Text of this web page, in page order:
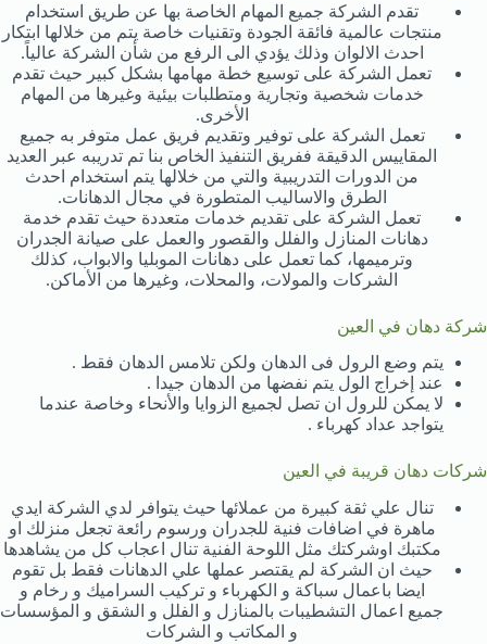
تقدم الشركة جميع المهام الخاصة بها عن طريق استخدام
منتجات عالمية فائقة الجودة وتقنيات خاصة يتم من خلالها ابتكار
احدث الالوان وذلك يؤدي الى الرفع من شأن الشركة عالياً.
تعمل الشركة على توسيع خطة مهامها بشكل كبير حيث تقدم
خدمات شخصية وتجارية ومتطلبات بيئية وغيرها من المهام
الأخرى.
تعمل الشركة على توفير وتقديم فريق عمل متوفر به جميع
المقاييس الدقيقة ففريق التنفيذ الخاص بنا تم تدريبه عبر العديد
من الدورات التدريبية والتي من خلالها يتم استخدام احدث
الطرق والاساليب المتطورة في مجال الدهانات.
تعمل الشركة على تقديم خدمات متعددة حيث تقدم خدمة
دهانات المنازل والفلل والقصور والعمل على صيانة الجدران
وترميمها، كما تعمل على دهانات الموبليا والابواب، كذلك
الشركات والمولات، والمحلات، وغيرها من الأماكن.
شركة دهان في العين
يتم وضع الرول فى الدهان ولكن تلامس الدهان فقط .
عند إخراج الول يتم نفضها من الدهان جيدا .
لا يمكن للرول ان تصل لجميع الزوايا والأنحاء وخاصة عندما
يتواجد عداد كهرباء .
شركات دهان قريبة في العين
تنال علي ثقة كبيرة من عملائها حيث يتوافر لدي الشركة ايدي
ماهرة في اضافات فنية للجدران ورسوم رائعة تجعل منزلك او
مكتبك اوشركتك مثل اللوحة الفنية تنال اعجاب كل من يشاهدها
حيث ان الشركة لم يقتصر عملها علي الدهانات فقط بل تقوم
ايضا باعمال سباكة و الكهرباء و تركيب السراميك و رخام و
جميع اعمال التشطيبات بالمنازل و الفلل و الشقق و المؤسسات
و المكاتب و الشركات